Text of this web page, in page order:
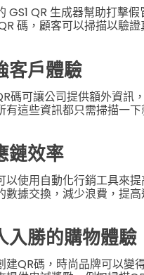
GS1 QR 生成器幫助打擊
碼，顧客可以掃描以驗證
客戶體驗
碼可讓公司提供額外資訊
有這些資訊都只需掃描一下
鏈效率
以使用自動化行銷工具來
數據交換，減少浪費，提高
入勝的購物體驗
建QR碼，時尚品牌可以變